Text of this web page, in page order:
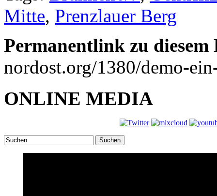
Mitte, Prenzlauer Berg
Permanentlink zu
nordost.org/1380/demo-
ONLINE MEDIA
Suchen